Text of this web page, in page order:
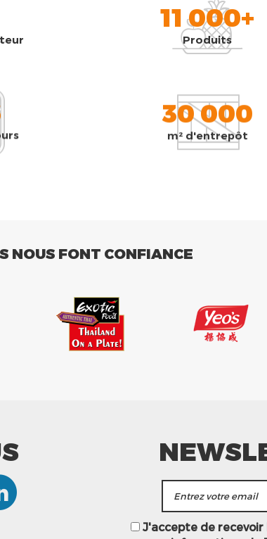
11 000+
Produits
30 000
m² d'entrepôt
NOUS FONT CONFIANCE
J'accepte de